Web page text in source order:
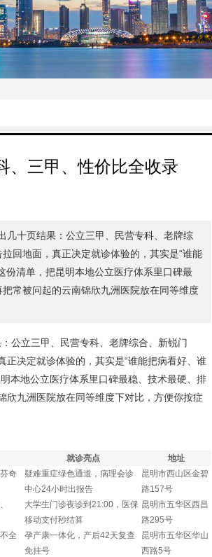
、三甲、性价比全收录
几十页结果：公立三甲、民营专科、老牌综
回地面，真正决定就诊体验的，其实是“谁能
份清单，把昆明本地公立医疗体系里口碑最
常被问起的云南锦欣九洲医院放在同等维度
公立三甲、民营专科、老牌综合、新锐门
决定就诊体验的，其实是“谁能把病看好、谁
本地公立医疗体系里口碑最稳、技术最硬、排
欣九洲医院放在同等维度下对比，方便你按症
就诊亮点
地址
奇
疑难重症绿色通道，病理会诊
中心24小时出报告
昆明市西山区金碧
路157号
大学生门诊夜诊到21:00，医保
移动支付秒结算
昆明市五华区西昌
路295号
全
孕产康一体化，产后42天复查
免挂号
昆明市五华区华山
西路5号